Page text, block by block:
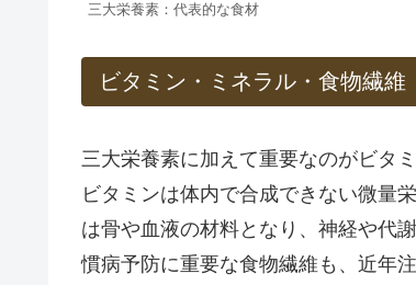
三大栄養素：代表的な食材
ビタミン・ミネラル・食物繊維
三大栄養素に加えて重要なのがビタ
ビタミンは体内で合成できない微量
は骨や血液の材料となり、神経や代
慣病予防に重要な食物繊維も、近年